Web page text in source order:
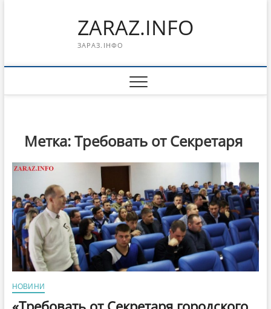
ZARAZ.INFO
ЗАРАЗ.ІНФО
Метка:Требовать от Секретаря
НОВИНИ